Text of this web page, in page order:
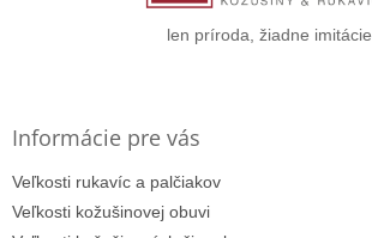
len príroda, žiadne imitácie
Informácie pre vás
Veľkosti rukavíc a palčiakov
Veľkosti kožušinovej obuvi